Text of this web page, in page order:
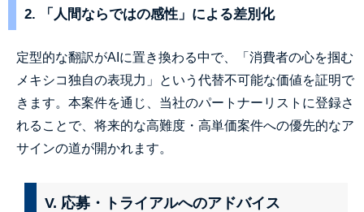
2. 「人間ならではの感性」による差別化
定型的な翻訳がAIに置き換わる中で、「消費者の心を掴む
メキシコ独自の表現力」という代替不可能な価値を証明で
きます。本案件を通じ、当社のパートナーリストに登録さ
れることで、将来的な高難度・高単価案件への優先的なア
サインの道が開かれます。
V. 応募・トライアルへのアドバイス